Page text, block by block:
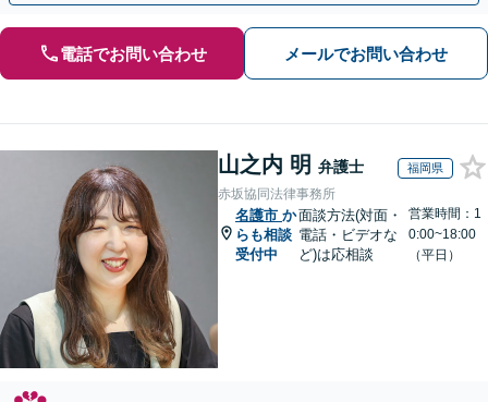
電話でお問い合わせ メールでお問い合わせ
山之内 明 弁護士 福岡県
赤坂協同法律事務所
名護市 か
らも相談
受付中
面談方法(対面・
電話・ビデオな
ど)は応相談
営業時間：1
0:00~18:00
（平日）